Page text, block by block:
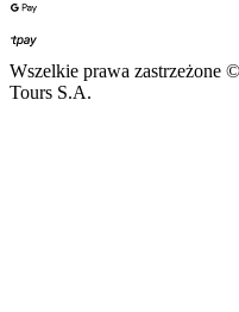
Wszelkie prawa zastrzeżone
Tours S.A.